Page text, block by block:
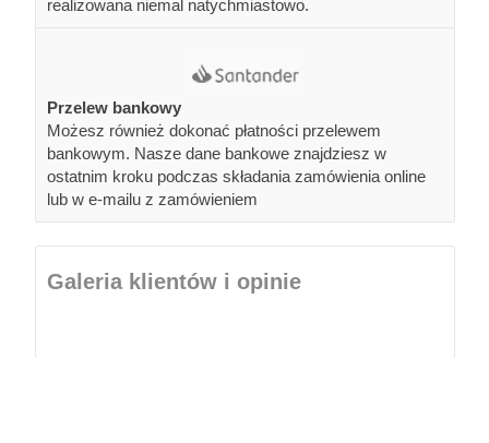
realizowana niemal natychmiastowo.
Przelew bankowy
Możesz również dokonać płatności przelewem
bankowym. Nasze dane bankowe znajdziesz w
ostatnim kroku podczas składania zamówienia online
lub w e-mailu z zamówieniem
Galeria klientów i opinie